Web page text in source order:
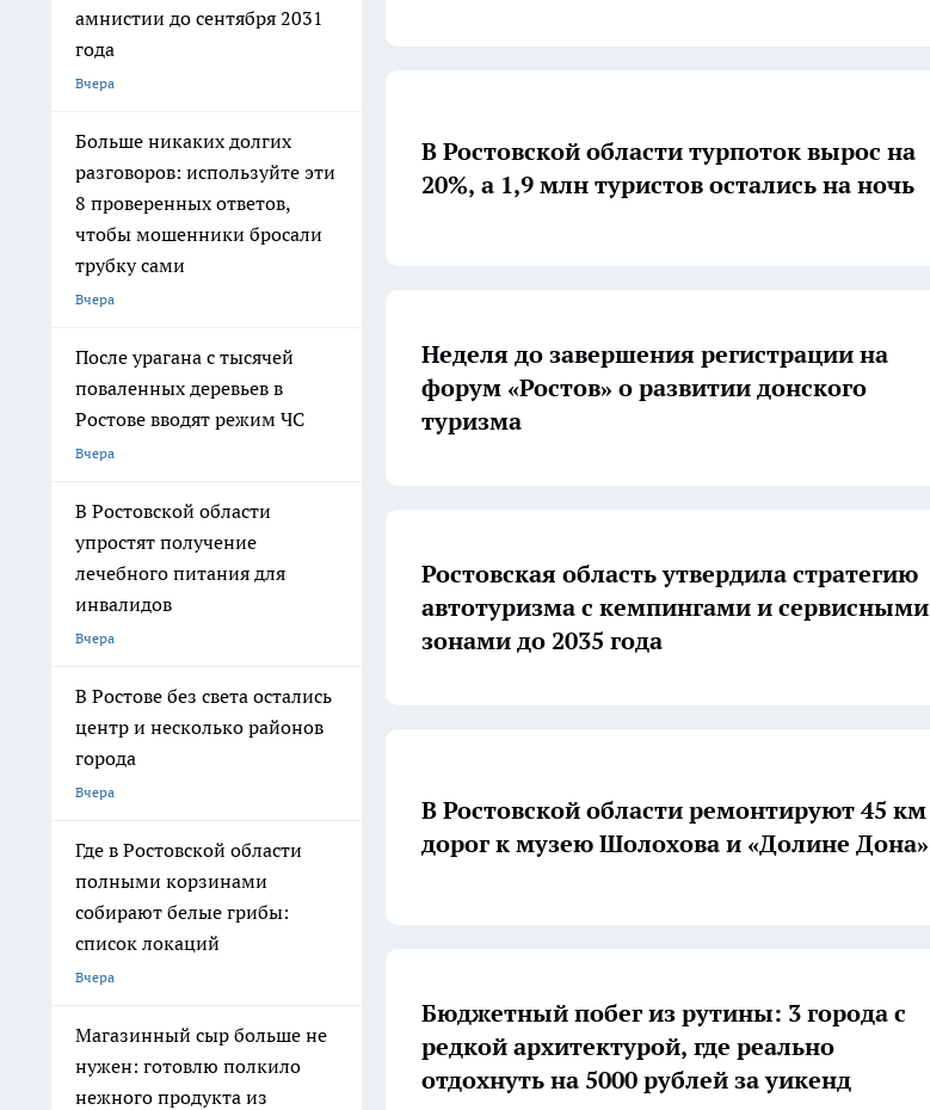
амнистии до сентября 2031
года
Вчера
Больше никаких долгих
разговоров: используйте эти
8 проверенных ответов,
чтобы мошенники бросали
трубку сами
Вчера
После урагана с тысячей
поваленных деревьев в
Ростове вводят режим ЧС
Вчера
В Ростовской области
упростят получение
лечебного питания для
инвалидов
Вчера
В Ростове без света остались
центр и несколько районов
города
Вчера
Где в Ростовской области
полными корзинами
собирают белые грибы:
список локаций
Вчера
Магазинный сыр больше не
нужен: готовлю полкило
нежного продукта из
В Ростовской области турпоток вырос на
20%, а 1,9 млн туристов остались на ночь
Неделя до завершения регистрации на
форум «Ростов» о развитии донского
туризма
Ростовская область утвердила стратегию
автотуризма с кемпингами и сервисными
зонами до 2035 года
В Ростовской области ремонтируют 45 км
дорог к музею Шолохова и «Долине Дона»
Бюджетный побег из рутины: 3 города с
редкой архитектурой, где реально
отдохнуть на 5000 рублей за уикенд